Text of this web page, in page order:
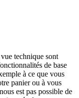
technique sont
de base
à ce que vous
panier ou à vous
est pas possible de